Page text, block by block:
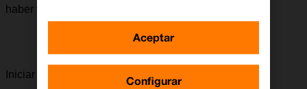
haber varias causas posibles al problema.
Iniciar la guía para solucionar tu problema
Configurar
Aceptar